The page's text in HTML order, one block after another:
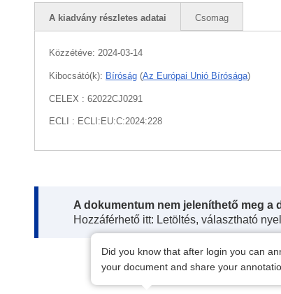
A kiadvány részletes adatai Csomag
Közzétéve: 2024-03-14
Kibocsátó(k): Bíróság (Az Európai Unió Bírósága)
CELEX : 62022CJ0291
ECLI : ECLI:EU:C:2024:228
Note:
A dokumentum nem jeleníthető meg a
Hozzáférhető itt: Letöltés, választható
Did you know that after login you can
your document and share your